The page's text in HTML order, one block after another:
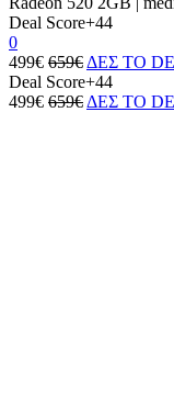
Deal Score+44
0
499€ 659€ ΔΕΣ ΤΟ
Deal Score+44
499€ 659€ ΔΕΣ ΤΟ